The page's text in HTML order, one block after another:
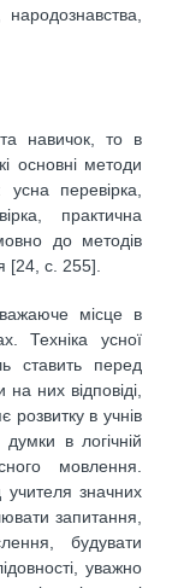
народознавства,
навичок, то в
основні методи
перевірка,
практична
до методів
[24, с. 255].
місце в
Техніка усної
ставить перед
них відповіді,
в учнів
в логічній
мовлення.
учителя значних
запитання,
будувати
уважно